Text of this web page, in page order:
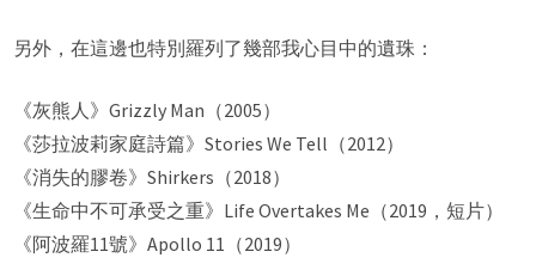
另外，在這邊也特別羅列了幾部我心目中的遺珠：
《灰熊人》Grizzly Man（2005）
《莎拉波莉家庭詩篇》Stories We Tell（2012）
《消失的膠卷》Shirkers（2018）
《生命中不可承受之重》Life Overtakes Me（2019，短片）
《阿波羅11號》Apollo 11（2019）